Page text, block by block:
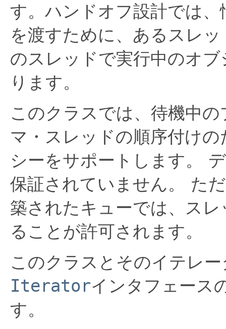
す。ハンドオフ設計では
を渡すために、あるスレ
のスレッドで実行中のオ
ります。
このクラスでは、待機中
マ・スレッドの順序付け
シーをサポートします。
保証されていません。
た
築されたキューでは、ス
ることが許可されます。
このクラスとそのイテレ
Iteratorインタフェース
す。